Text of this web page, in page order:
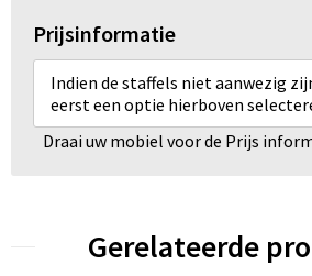
Prijsinformatie
Indien de staffels niet aanwezig
eerst een optie hierboven
Draai uw mobiel voor de Prijs
Gerelateerde